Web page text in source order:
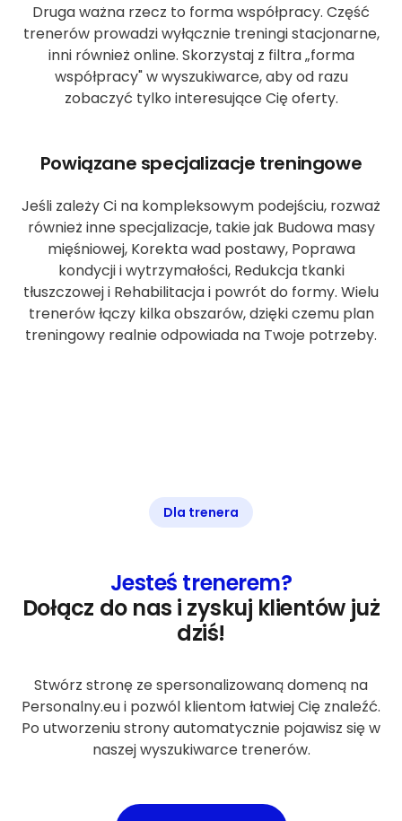
Druga ważna rzecz to forma współpracy. Część
trenerów prowadzi wyłącznie treningi stacjonarne,
inni również online. Skorzystaj z filtra „forma
współpracy" w wyszukiwarce, aby od razu
zobaczyć tylko interesujące Cię oferty.
Powiązane specjalizacje treningowe
Jeśli zależy Ci na kompleksowym podejściu, rozważ
również inne specjalizacje, takie jak Budowa masy
mięśniowej, Korekta wad postawy, Poprawa
kondycji i wytrzymałości, Redukcja tkanki
tłuszczowej i Rehabilitacja i powrót do formy. Wielu
trenerów łączy kilka obszarów, dzięki czemu plan
treningowy realnie odpowiada na Twoje potrzeby.
Dla trenera
Jesteś trenerem?
Dołącz do nas i zyskuj klientów już
dziś!
Stwórz stronę ze spersonalizowaną domeną na
Personalny.eu i pozwól klientom łatwiej Cię znaleźć.
Po utworzeniu strony automatycznie pojawisz się w
naszej wyszukiwarce trenerów.